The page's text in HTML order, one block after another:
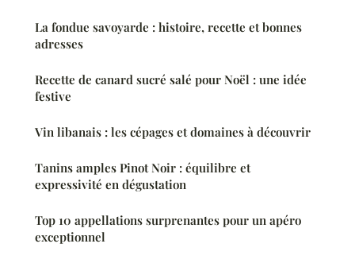
La fondue savoyarde : histoire, recette et bonnes
adresses
Recette de canard sucré salé pour Noël : une idée
festive
Vin libanais : les cépages et domaines à découvrir
Tanins amples Pinot Noir : équilibre et
expressivité en dégustation
Top 10 appellations surprenantes pour un apéro
exceptionnel